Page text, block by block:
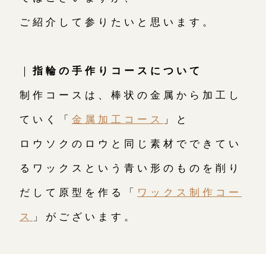
ご紹介して参りたいと思います。
｜ 指輪の手作りコースについて
制作コースは、棒状の金属から加工し
ていく「 金属加工コース 」と
ロウソクのロウと同じ素材でできてい
るワックスという青い形のものを削り
だして原型を作る「 ワックス制作コー
ス 」がございます。